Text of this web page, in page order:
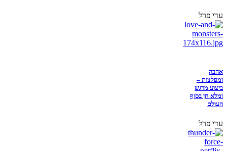
עדי פרל
אהבה
ומפלצות –
ביצוע מרגש
ומלא חן בסוף
העולם
עדי פרל